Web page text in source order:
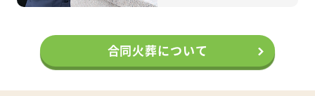
合同火葬について